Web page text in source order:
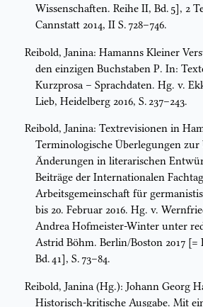
Wissenschaften. Reihe II, Bd. 5], 2
Cannstatt 2014, II S. 728–746.
Reibold, Janina: Hamanns Kleiner
den einzigen Buchstaben P. In:
Kurzprosa – Sprachdaten. Hg. v.
Lieb, Heidelberg 2016, S. 237–243.
Reibold, Janina: Textrevisionen in
Terminologische Überlegungen
Änderungen in literarischen
Beiträge der Internationalen
Arbeitsgemeinschaft für
bis 20. Februar 2016. Hg. v.
Andrea Hofmeister-Winter unter
Astrid Böhm. Berlin/Boston 2017 [=
Bd. 41], S. 73–84.
Reibold, Janina (Hg.): Johann Georg
Historisch-kritische Ausgabe. Mit